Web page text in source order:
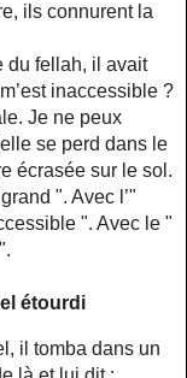
ils connurent la
du fellah, il avait
inaccessible ?
Je ne peux
se perd dans le
écrasée sur le sol.
". Avec l’"
". Avec le "
étourdi
il tomba dans un